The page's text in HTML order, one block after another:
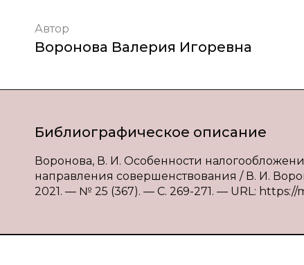
Автор
Воронова Валерия Игоревна
Библиографическое описание
Воронова, В. И. Особенности
направления совершенствования / В. И.
2021. — № 25 (367). — С. 269-271. — URL: